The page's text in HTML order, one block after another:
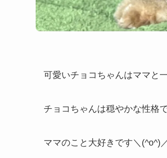
可愛いチョコちゃんはママ
チョコちゃんは穏やかな性格
ママのこと大好きです＼(^o^)